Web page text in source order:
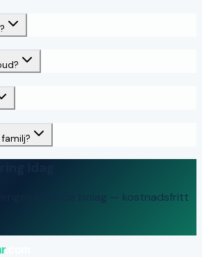
ledande bolag — kostnadsfritt